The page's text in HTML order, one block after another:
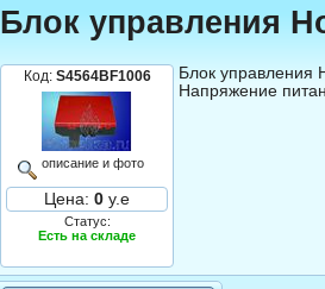
Блок управления
Код: S4564BF1006
описание и фото
Цена: 0 у.е
Статус:
Есть на складе
Блок управления
Напряжение